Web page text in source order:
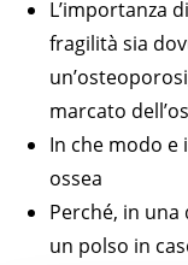
L’importanza
fragilità sia
marcato
In che modo
ossea
Perché, in
un polso in